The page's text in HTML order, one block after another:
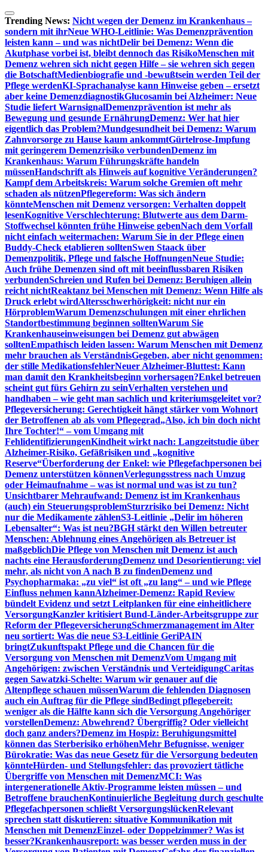
Zum
Inhalt
springen
Trending News: Nicht wegen der Demenz im Krankenhaus –
sondern mit ihrNeue WHO-Leitlinie: Was Demenzprävention
leisten kann – und was nichtDelir bei Demenz: Wenn die
Akutphase vorbei ist, bleibt dennoch das RisikoMenschen mit
Demenz wehren sich nicht gegen Hilfe – sie wehren sich gegen
die BotschaftMedienbiografie und -bewußtsein werden Teil der
Pflege werdenKI-Sprachanalyse kann Hinweise geben – ersetzt
aber keine DemenzdiagnostikGlucosamin bei Alzheimer: Neue
Studie liefert WarnsignalDemenzprävention ist mehr als
Bewegung und gesunde ErnährungDemenz: Wer hat hier
eigentlich das Problem?Mundgesundheit bei Demenz: Warum
Zahnvorsorge zu Hause kaum ankommtGürtelrose-Impfung
mit geringerem Demenzrisiko verbundenDemenz im
Krankenhaus: Warum Führungskräfte handeln
müssenHandschrift als Hinweis auf kognitive Veränderungen?
Kampf dem Arbeitskreis: Warum solche Gremien oft mehr
schaden als nützenPflegereform: Was sich ändern
könnteMenschen mit Demenz versorgen: Verhalten doppelt
lesenKognitive Verschlechterung: Blutwerte aus dem Darm-
Stoffwechsel könnten frühe Hinweise gebenNach dem Vorfall
nicht einfach weitermachen: Warum Sie in der Pflege einen
Buddy-Check etablieren solltenSwen Staack über
Demenzpolitik, Pflege und falsche HoffnungenNeue Studie:
Auch frühe Demenzen sind oft mit beeinflussbaren Risiken
verbundenSchreien und Rufen bei Demenz: Beruhigen allein
reicht nichtReaktanz bei Menschen mit Demenz: Wenn Hilfe als
Druck erlebt wirdAltersschwerhörigkeit: nicht nur ein
HörproblemWarum Demenzschulungen mit einer ehrlichen
Standortbestimmung beginnen solltenWarum Sie
Krankenhauseinweisungen bei Demenz gut abwägen
solltenEmpathisch leiden lassen: Warum Menschen mit Demenz
mehr brauchen als VerständnisGegeben, aber nicht genommen:
der stille MedikationsfehlerNeuer Alzheimer-Bluttest: Kann
man damit den Krankheitsbeginn vorhersagen?Enkel betreuen
scheint gut fürs Gehirn zu seinVerhalten verstehen und
handhaben – wie geht man sachlich und kriteriumsgeleitet vor?
Pflegeversicherung: Gerechtigkeit hängt stärker vom Wohnort
der Betroffenen ab als vom Pflegegrad„Also, ich bin doch nicht
Ihre Tochter!“ – vom Umgang mit
FehlidentifizierungenKindheit wirkt nach: Langzeitstudie über
Alzheimer-Risiko, Gefäßrisiken und „kognitive
Reserve“Überforderung der Enkel: wie Pflegefachpersonen bei
Demenz unterstützen könnenVerlegungsstress nach Umzug
oder Heimaufnahme – was ist normal und was ist zu tun?
Unsichtbarer Mehraufwand: Demenz ist im Krankenhaus
(auch) ein SteuerungsproblemSturzrisiko bei Demenz: Nicht
nur die Medikamente zählenS3-Leitlinie „Delir im höheren
Lebensalter“: Was ist neu?BGH stärkt den Willen betreuter
Menschen: Ablehnung eines Angehörigen als Betreuer ist
maßgeblichDie Pflege von Menschen mit Demenz ist auch
nachts eine HerausforderungDemenz und Desorientierung: viel
mehr, als nicht von A nach B zu findenDemenz und
Psychopharmaka: „zu viel“ ist oft „zu lang“ – und wie Pflege
Einfluss nehmen kannAlzheimer-Demenz: Rapid Review
bündelt Evidenz und setzt Leitplanken für eine einheitlichere
VersorgungKanzler kritisiert Bund-Länder-Arbeitsgruppe zur
Reform der PflegeversicherungSchmerzmanagement im Alter
neu sortiert: Was die neue S3-Leitlinie GeriPAIN
bringtZukunftspakt Pflege und die Chancen für die
Versorgung von Menschen mit DemenzVom Umgang mit
Angehörigen: zwischen Verständnis und VerteidigungCaritas
gegen Sawatzki-Schelte: Warum wir genauer auf die
Altenpflege schauen müssenWarum die fehlenden Diagnosen
auch ein Auftrag für die Pflege sindBedingt pflegebereit:
weniger als die Hälfte kann sich die Versorgung Angehöriger
vorstellenDemenz: Abwehrend? Übergriffig? Oder vielleicht
doch ganz anders?Demenz im Hospiz: Beruhigungsmittel
können das Sterberisiko erhöhenMehr Befugnisse, weniger
Bürokratie: Was das neue Gesetz für die Versorgung bedeuten
könnteHürden- und Stellungsfehler: das provoziert tätliche
Übergriffe von Menschen mit DemenzMCI: Was
intergenerationelle Aktiv-Programme leisten müssen – und
Betroffene brauchenKontinuierliche Begleitung durch geschulte
Pflegefachpersonen schließt VersorgungslückenRelevant
sprechen statt diskutieren: situative Kommunikation mit
Menschen mit DemenzEinzel- oder Doppelzimmer? Was ist
besser?Krankenhausreport: was besser werden muss in der